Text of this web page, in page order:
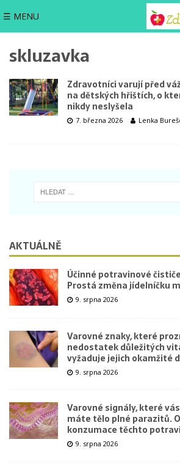
☰ MENU
skluzavka
Zdravotníci varují před
na dětských hřištích, o
nikdy neslyšela
7. března 2026 Lenka
AKTUÁLNĚ
Účinné potravinové
Prostá změna jídelníčku
9. srpna 2026
Varovné znaky, které
nedostatek důležitých
vyžaduje jejich okamžité
9. srpna 2026
Varovné signály, které
máte tělo plné parazitů.
konzumace těchto
9. srpna 2026